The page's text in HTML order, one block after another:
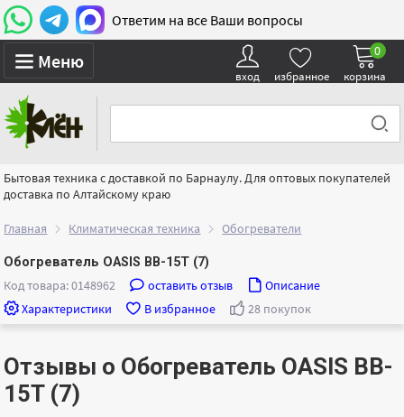
Ответим на все Ваши вопросы
Меню
вход избранное корзина
0
Бытовая техника с доставкой по Барнаулу. Для оптовых покупателей
доставка по Алтайскому краю
Главная Климатическая техника Обогреватели
Обогреватель OASIS BB-15T (7)
Код товара: 0148962 оставить отзыв
Описание
Характеристики
В избранное 28 покупок
Отзывы о Обогреватель OASIS BB-
15T (7)